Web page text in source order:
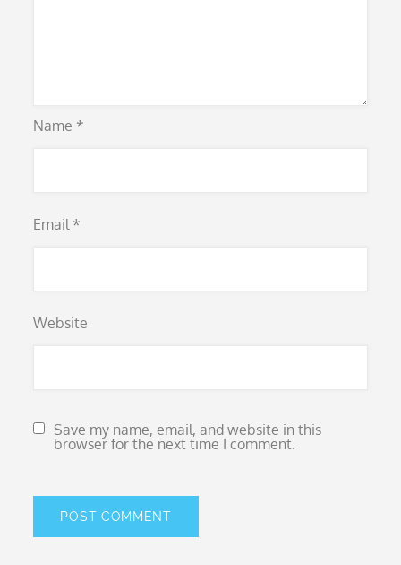
Name *
Email *
Website
Save my name, email, and website in this
browser for the next time I comment.